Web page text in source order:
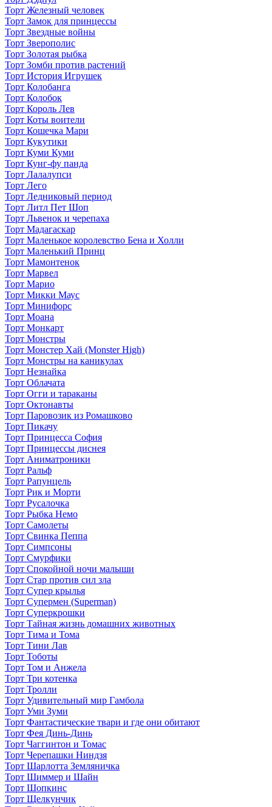
Торт Железный человек
Торт Замок для принцессы
Торт Звездные войны
Торт Зверополис
Торт Золотая рыбка
Торт Зомби против растений
Торт История Игрушек
Торт Колобанга
Торт Колобок
Торт Король Лев
Торт Коты воители
Торт Кошечка Мари
Торт Кукутики
Торт Куми Куми
Торт Кунг-фу панда
Торт Лалалупси
Торт Лего
Торт Ледниковый период
Торт Литл Пет Шоп
Торт Львенок и черепаха
Торт Мадагаскар
Торт Маленькое королевство Бена и Холли
Торт Маленький Принц
Торт Мамонтенок
Торт Марвел
Торт Марио
Торт Микки Маус
Торт Минифорс
Торт Моана
Торт Монкарт
Торт Монстры
Торт Монстер Хай (Monster High)
Торт Монстры на каникулах
Торт Незнайка
Торт Облачата
Торт Огги и тараканы
Торт Октонавты
Торт Паровозик из Ромашково
Торт Пикачу
Торт Принцесса София
Торт Принцессы диснея
Торт Аниматроники
Торт Ральф
Торт Рапунцель
Торт Рик и Морти
Торт Русалочка
Торт Рыбка Немо
Торт Самолеты
Торт Свинка Пеппа
Торт Симпсоны
Торт Смурфики
Торт Спокойной ночи малыши
Торт Стар против сил зла
Торт Супер крылья
Торт Супермен (Superman)
Торт Суперкрошки
Торт Тайная жизнь домашних животных
Торт Тима и Тома
Торт Тини Лав
Торт Тоботы
Торт Том и Анжела
Торт Три котенка
Торт Тролли
Торт Удивительный мир Гамбола
Торт Уми Зуми
Торт Фантастические твари и где они обитают
Торт Фея Динь-Динь
Торт Чаггинтон и Томас
Торт Черепашки Ниндзя
Торт Шарлотта Земляничка
Торт Шиммер и Шайн
Торт Шопкинс
Торт Щелкунчик